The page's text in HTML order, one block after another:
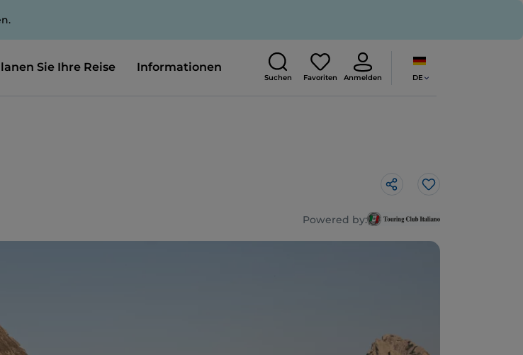
Sie Ihre Reise Informationen
Suchen Favoriten Anmelden DE
Like
Powered by: